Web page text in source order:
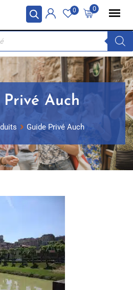
0
0
Auch
Guide Privé Auch